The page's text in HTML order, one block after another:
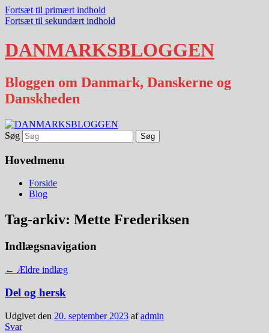
Fortsæt til primært indhold
Fortsæt til sekundært indhold
DANMARKSBLOGGEN
Bloggen om Danmark, Danskerne og
Danskheden
Søg
Hovedmenu
Forside
Blog
Tag-arkiv: Mette Frederiksen
Indlægsnavigation
← Ældre indlæg
Del og hersk
Udgivet den 20. september 2023 afadmin
Svar